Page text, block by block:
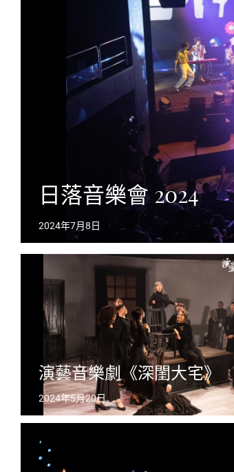
日落音樂會 2024
2024年7月8日
演藝音樂劇《深閨大宅》
2024年5月20日